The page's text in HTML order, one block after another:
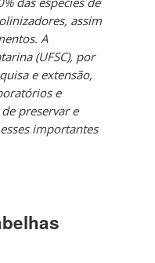
assim
A
(UFSC), por
e extensão,
e
preservar e
importantes